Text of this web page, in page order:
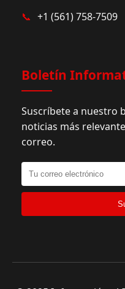
📞 +1 (561) 758-7509
Boletín
Suscríbete a nuestro
noticias más
correo.